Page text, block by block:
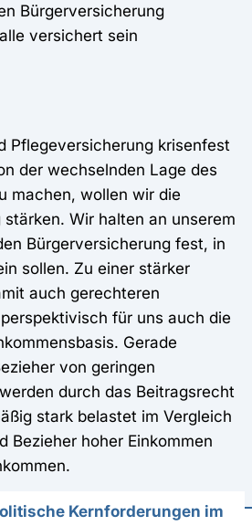
Bürgerversicherung
versichert sein
Pflegeversicherung krisenfest
der wechselnden Lage des
machen, wollen wir die
Wir halten an unserem
Bürgerversicherung fest, in
sollen. Zu einer stärker
auch gerechteren
für uns auch die
Gerade
von geringen
durch das Beitragsrecht
stark belastet im Vergleich
Bezieher hoher Einkommen
Kernforderungen im